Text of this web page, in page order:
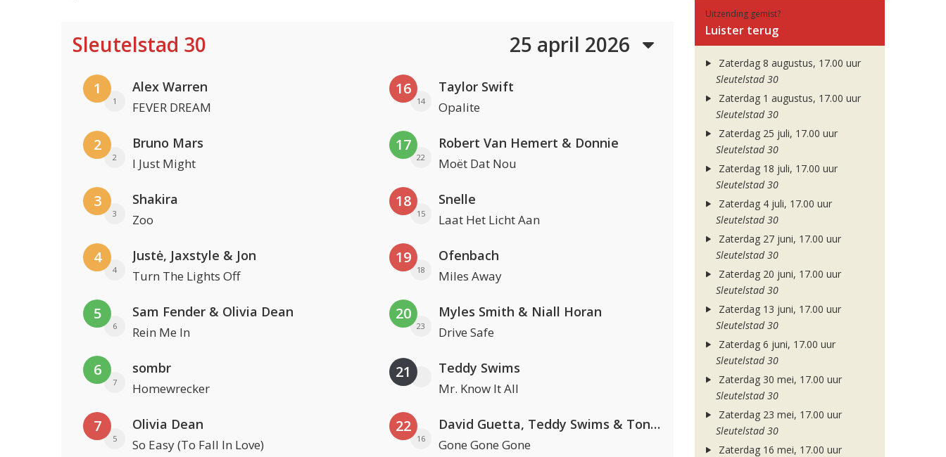
Sleutelstad 30 25 april 2026
1
1
Alex Warren
FEVER DREAM
2
2
Bruno Mars
I Just Might
3
3
Shakira
Zoo
4
4
Justė, Jaxstyle & Jon
Turn The Lights Off
5
6
Sam Fender & Olivia Dean
Rein Me In
6
7
sombr
Homewrecker
7
5
Olivia Dean
So Easy (To Fall In Love)
16
14
Taylor Swift
Opalite
17
22
Robert Van Hemert & Donnie
Moët Dat Nou
18
15
Snelle
Laat Het Licht Aan
19
18
Ofenbach
Miles Away
20
23
Myles Smith & Niall Horan
Drive Safe
21 Teddy Swims
Mr. Know It All
22
16
David Guetta, Teddy Swims & Tones And I
Gone Gone Gone
Uitzending gemist?
Luister terug
Zaterdag 8 augustus, 17.00 uur
Sleutelstad 30
Zaterdag 1 augustus, 17.00 uur
Sleutelstad 30
Zaterdag 25 juli, 17.00 uur
Sleutelstad 30
Zaterdag 18 juli, 17.00 uur
Sleutelstad 30
Zaterdag 4 juli, 17.00 uur
Sleutelstad 30
Zaterdag 27 juni, 17.00 uur
Sleutelstad 30
Zaterdag 20 juni, 17.00 uur
Sleutelstad 30
Zaterdag 13 juni, 17.00 uur
Sleutelstad 30
Zaterdag 6 juni, 17.00 uur
Sleutelstad 30
Zaterdag 30 mei, 17.00 uur
Sleutelstad 30
Zaterdag 23 mei, 17.00 uur
Sleutelstad 30
Zaterdag 16 mei, 17.00 uur